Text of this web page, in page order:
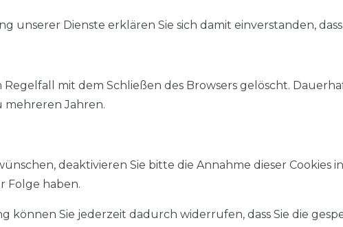
unserer Dienste erklären Sie sich damit einverstanden, dass
mit dem Schließen des Browsers gelöscht.
mehreren Jahren.
deaktivieren Sie bitte die Annahme dieser
Folge haben.
Sie jederzeit dadurch widerrufen, dass Sie die